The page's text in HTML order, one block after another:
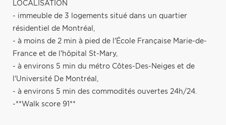
LOCALISATION
- immeuble de 3 logements situé dans un quartier
résidentiel de Montréal,
- à moins de 2 min à pied de l'École Française Marie-de-
France et de l'hôpital St-Mary,
- à environs 5 min du métro Côtes-Des-Neiges et de
l'Université De Montréal,
- à environs 5 min des commodités ouvertes 24h/24.
-**Walk score 91**